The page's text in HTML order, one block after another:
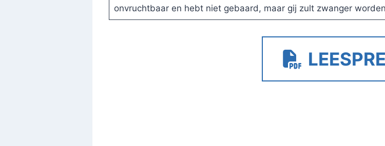
onvruchtbaar en hebt niet gebaard, maar gij zult zwanger